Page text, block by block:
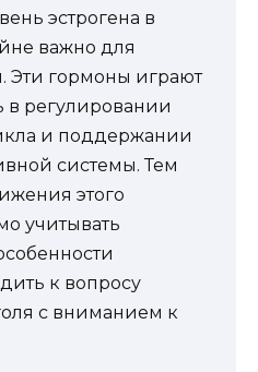
эстрогена в
важно для
Эти гормоны играют
в регулировании
и поддержании
системы. Тем
этого
учитывать
к вопросу
с вниманием к